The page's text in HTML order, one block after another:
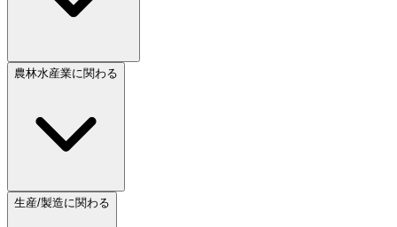
農林水産業に関わる
生産/製造に関わる